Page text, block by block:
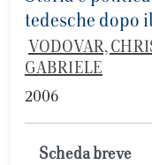
tedesche dopo
VODOVAR,
GABRIELE
2006
Scheda breve